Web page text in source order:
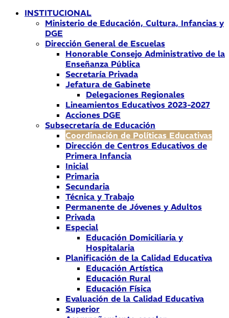
INSTITUCIONAL
Ministerio de Educación, Cultura, Infancias y
DGE
Dirección General de Escuelas
Honorable Consejo Administrativo de la
Enseñanza Pública
Secretaría Privada
Jefatura de Gabinete
Delegaciones Regionales
Lineamientos Educativos 2023-2027
Acciones DGE
Subsecretaría de Educación
Coordinación de Políticas Educativas
Dirección de Centros Educativos de
Primera Infancia
Inicial
Primaria
Secundaria
Técnica y Trabajo
Permanente de Jóvenes y Adultos
Privada
Especial
Educación Domiciliaria y
Hospitalaria
Planificación de la Calidad Educativa
Educación Artística
Educación Rural
Educación Física
Evaluación de la Calidad Educativa
Superior